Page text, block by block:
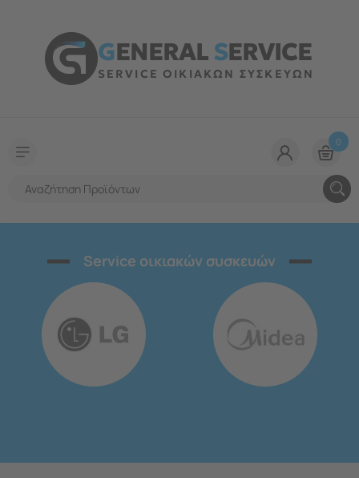
GENERALSERVICE
SERVICE ΟΙΚΙΑΚΩΝ ΣΥΣΚΕΥΩΝ
0
Service οικιακών συσκευών